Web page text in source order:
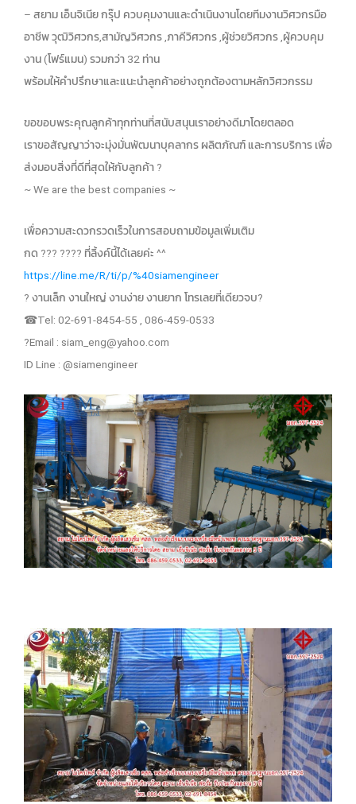
– สยาม เอ็นจิเนีย กรุ๊ป ควบคุมงานและดำเนินงานโดยทีมงานวิศวกรมือ
อาชีพ วุฒิวิศวกร,สามัญวิศวกร ,ภาคีวิศวกร ,ผู้ช่วยวิศวกร ,ผู้ควบคุม
งาน (โฟร์แมน) รวมกว่า 32 ท่าน
พร้อมให้คำปรึกษาและแนะนำลูกค้าอย่างถูกต้องตามหลักวิศวกรรม
ขอขอบพระคุณลูกค้าทุกท่านที่สนับสนุนเราอย่างดีมาโดยตลอด
เราขอสัญญาว่าจะมุ่งมั่นพัฒนาบุคลากร ผลิตภัณฑ์ และการบริการ เพื่อ
ส่งมอบสิ่งที่ดีที่สุดให้กับลูกค้า ?
~ We are the best companies ~
เพื่อความสะดวกรวดเร็วในการสอบถามข้อมูลเพิ่มเติม
กด ?️?️?️ ?️?️?️?️ ที่ลิ้งค์นี้ได้เลยค่ะ ^^
https://line.me/R/ti/p/%40siamengineer
? งานเล็ก งานใหญ่ งานง่าย งานยาก โทรเลยที่เดียวจบ?
☎Tel: 02-691-8454-55 , 086-459-0533
?Email : siam_eng@yahoo.com
ID Line : @siamengineer